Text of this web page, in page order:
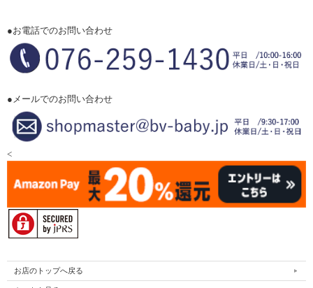
●お電話でのお問い合わせ
●メールでのお問い合わせ
<
お店のトップへ戻る